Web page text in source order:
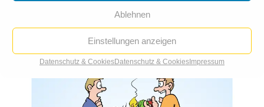
Ablehnen
Einstellungen anzeigen
Datenschutz & CookiesDatenschutz & Cookies Impressum